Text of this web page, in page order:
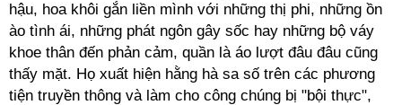
hậu, hoa khôi gắn liền mình với những thị phi, những ồn
ào tình ái, những phát ngôn gây sốc hay những bộ váy
khoe thân đến phản cảm, quần là áo lượt đâu đâu cũng
thấy mặt. Họ xuất hiện hằng hà sa số trên các phương
tiện truyền thông và làm cho công chúng bị "bội thực",